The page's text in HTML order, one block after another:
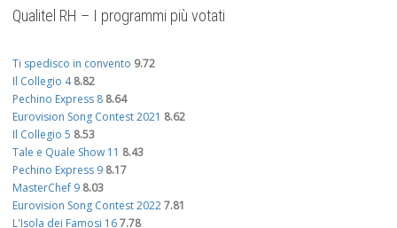
Qualitel RH – I programmi più votati
Ti spedisco in convento 9.72
Il Collegio 4 8.82
Pechino Express 8 8.64
Eurovision Song Contest 2021 8.62
Il Collegio 5 8.53
Tale e Quale Show 11 8.43
Pechino Express 9 8.17
MasterChef 9 8.03
Eurovision Song Contest 20227.81
L'Isola dei Famosi 167.78